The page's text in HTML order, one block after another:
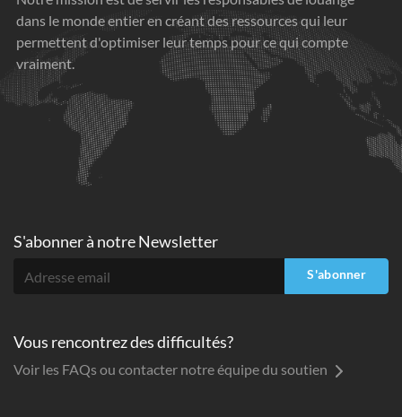
dans le monde entier en créant des ressources qui leur
permettent d'optimiser leur temps pour ce qui compte
vraiment.
S'abonner à notre Newsletter
S'abonner
Vous rencontrez des difficultés?
Voir les FAQs ou contacter notre équipe du soutien